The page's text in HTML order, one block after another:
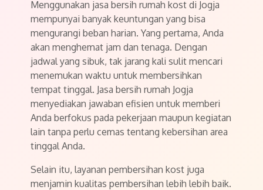
Menggunakan jasa bersih rumah kost di Jogja
mempunyai banyak keuntungan yang bisa
mengurangi beban harian. Yang pertama, Anda
akan menghemat jam dan tenaga. Dengan
jadwal yang sibuk, tak jarang kali sulit mencari
menemukan waktu untuk membersihkan
tempat tinggal. Jasa bersih rumah Jogja
menyediakan jawaban efisien untuk memberi
Anda berfokus pada pekerjaan maupun kegiatan
lain tanpa perlu cemas tentang kebersihan area
tinggal Anda.
Selain itu, layanan pembersihan kost juga
menjamin kualitas pembersihan lebih lebih baik.